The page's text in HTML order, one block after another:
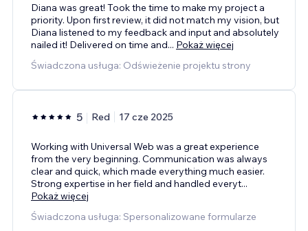
Diana was great! Took the time to make my project a
priority. Upon first review, it did not match my vision, but
Diana listened to my feedback and input and absolutely
nailed it! Delivered on time and... Pokaż więcej
Świadczona usługa: Odświeżenie projektu strony
5 Red 17 cze 2025
Working with Universal Web was a great experience
from the very beginning. Communication was always
clear and quick, which made everything much easier.
Strong expertise in her field and handled everyt...
Pokaż więcej
Świadczona usługa: Spersonalizowane formularze